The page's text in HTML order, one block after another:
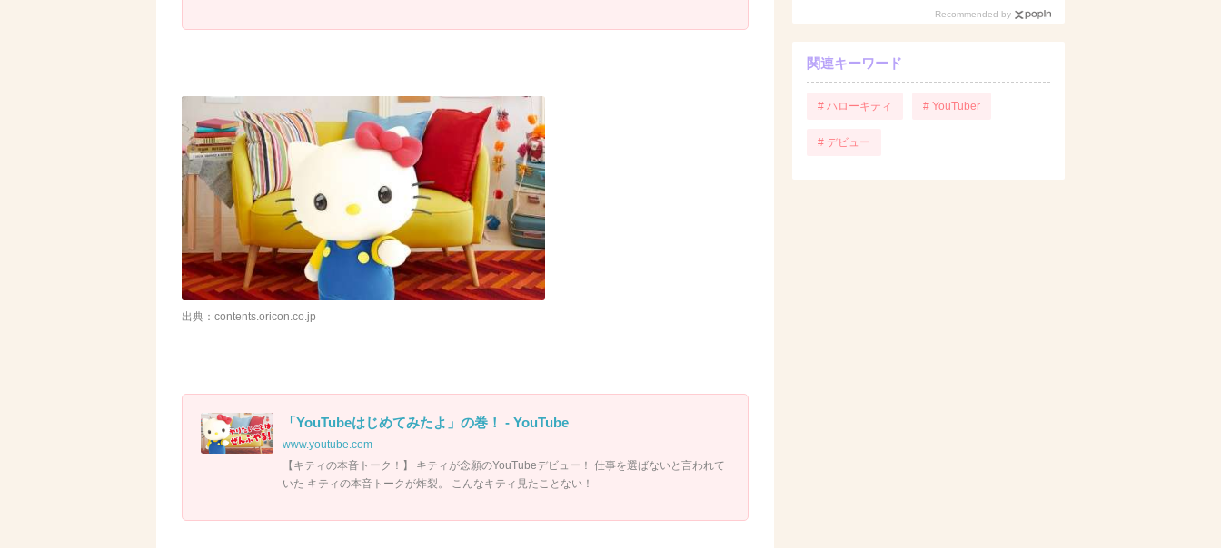
出典：contents.oricon.co.jp
「YouTubeはじめてみたよ」の巻！ - YouTube
www.youtube.com
【キティの本音トーク！】 キティが念願のYouTubeデビュー！ 仕事を選ばないと言われて
いた キティの本音トークが炸裂。 こんなキティ見たことない！
Recommended by
関連キーワード
# ハローキティ # YouTuber
# デビュー